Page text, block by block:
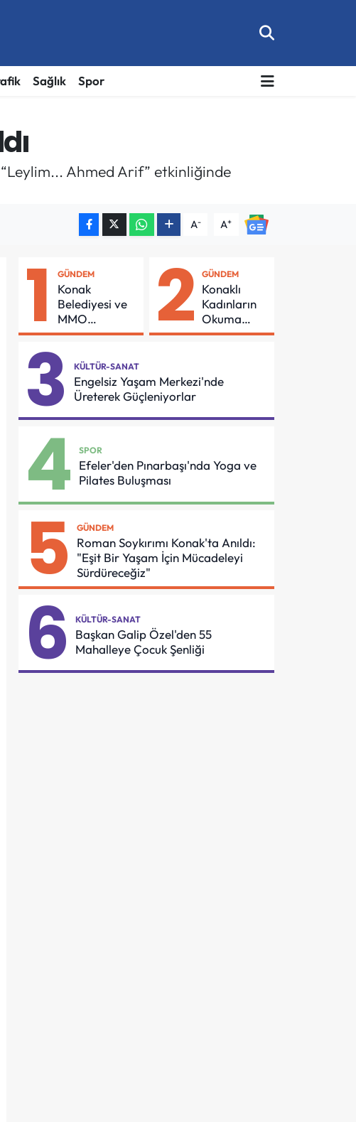
Sağlık Spor
“Leylim... Ahmed Arif” etkinliğinde
A- A+
1 GÜNDEM
Konak
Belediyesi ve
MMO
Arasında
Güvenliği İçin
Önemli
Protokol
2 GÜNDEM
Konaklı
Kadınların
Okuma
Azmi Örnek
3 KÜLTÜR-SANAT
Engelsiz Yaşam Merkezi'nde
Üreterek Güçleniyorlar
4 SPOR
Efeler'den Pınarbaşı'nda Yoga ve
Pilates Buluşması
5 GÜNDEM
Roman Soykırımı Konak'ta Anıldı:
"Eşit Bir Yaşam İçin Mücadeleyi
Sürdüreceğiz"
6 KÜLTÜR-SANAT
Başkan Galip Özel'den 55
Mahalleye Çocuk Şenliği